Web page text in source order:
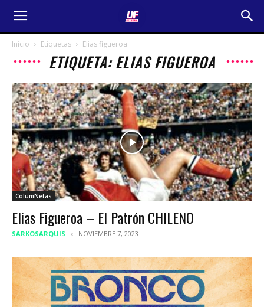
Inicio Etiquetas Elias figueroa
ETIQUETA: ELIAS FIGUEROA
ColumNetas
Elias Figueroa – El Patrón CHILENO
SARKOSARQUIS NOVIEMBRE 7, 2023